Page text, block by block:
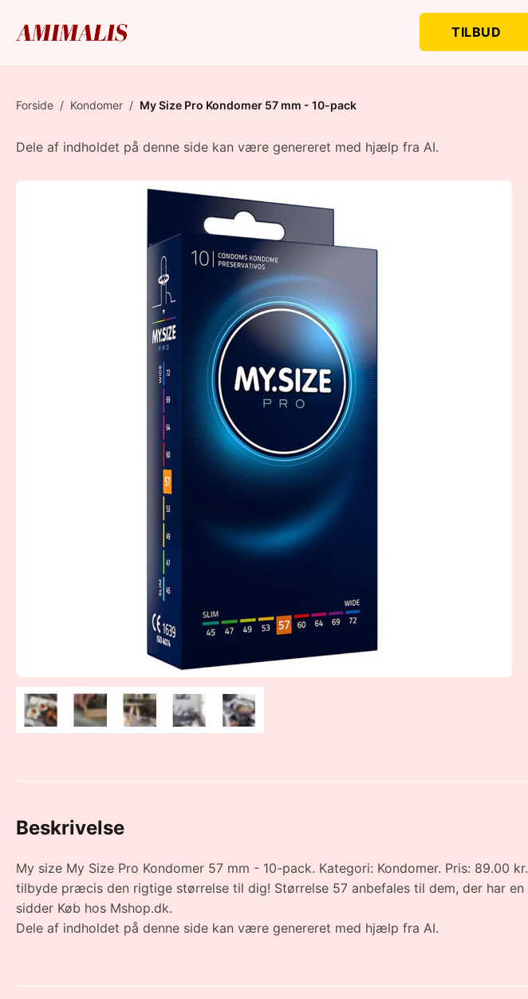
TILBUD
Forside / Kondomer / My Size Pro Kondomer 57 mm - 10-pack
Dele af indholdet på denne side kan være genereret med hjælp fra AI.
Beskrivelse
My size My Size Pro Kondomer 57 mm - 10-pack. Kategori: Kondomer. Pris:
tilbyde præcis den rigtige størrelse til dig! Størrelse 57 anbefales til dem, der har
sidder Køb hos Mshop.dk.
Dele af indholdet på denne side kan være genereret med hjælp fra AI.